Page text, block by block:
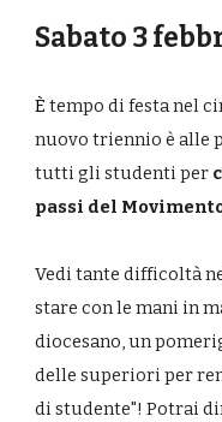
Sabato 3
È tempo di festa nel
nuovo triennio è alle
tutti gli studenti per
passi del
Vedi tante difficoltà
stare con le mani in
diocesano, un
delle superiori per
di studente"! Potrai